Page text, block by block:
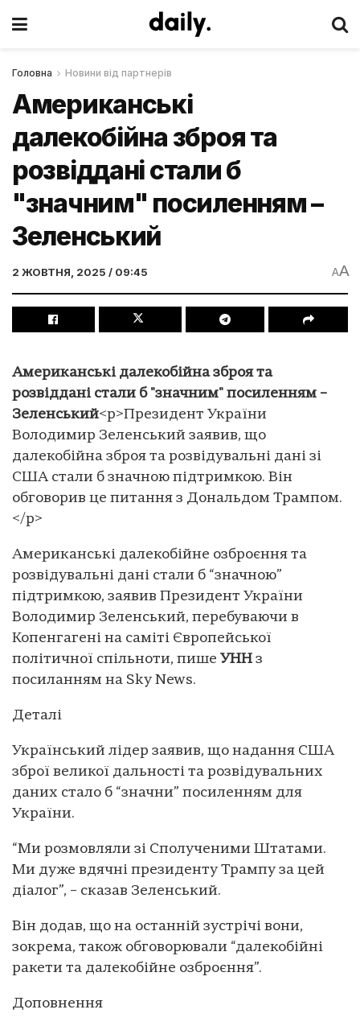
Головна Новини від партнерів
Американські
далекобійна зброя та
розвіддані стали б
"значним" посиленням –
Зеленський
2 ЖОВТНЯ, 2025 / 09:45 AA
Американські далекобійна зброя та
розвіддані стали б "значним" посиленням –
Зеленський<p>Президент України
Володимир Зеленський заявив, що
далекобійна зброя та розвідувальні дані зі
США стали б значною підтримкою. Він
обговорив це питання з Дональдом Трампом.
</p>
Американські далекобійне озброєння та
розвідувальні дані стали б “значною”
підтримкою, заявив Президент України
Володимир Зеленський, перебуваючи в
Копенгагені на саміті Європейської
політичної спільноти, пише УНН з
посиланням на Sky News.
Деталі
Український лідер заявив, що надання США
зброї великої дальності та розвідувальних
даних стало б “значни” посиленням для
України.
“Ми розмовляли зі Сполученими Штатами.
Ми дуже вдячні президенту Трампу за цей
діалог”, – сказав Зеленський.
Він додав, що на останній зустрічі вони,
зокрема, також обговорювали “далекобійні
ракети та далекобійне озброєння”.
Доповнення